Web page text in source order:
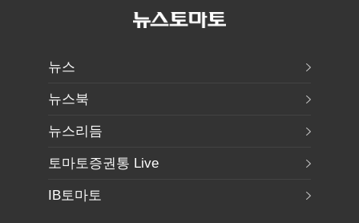
뉴스
뉴스북
뉴스리듬
토마토증권통 Live
IB토마토